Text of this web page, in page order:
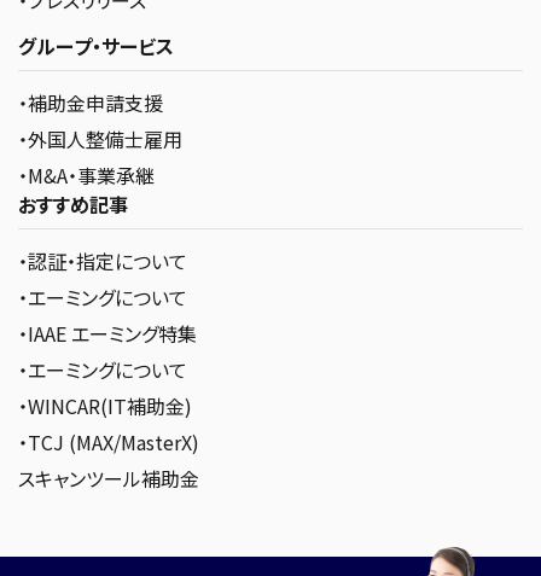
グループ・サービス
・補助金申請支援
・外国人整備士雇用
・M&A・事業承継
おすすめ記事
・認証・指定について
・エーミングについて
・IAAE エーミング特集
・エーミングについて
・WINCAR(IT補助金)
・TCJ (MAX/MasterX)
スキャンツール補助金